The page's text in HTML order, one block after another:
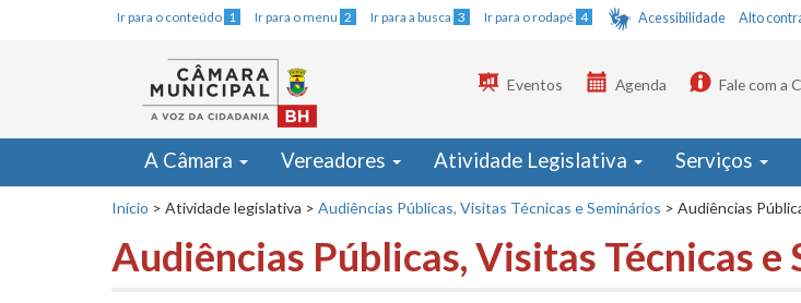
Ir para o conteúdo 1 Ir para o menu 2 Ir para a busca 3 Ir para o rodapé 4 Acessibilidade Alto
Eventos Agenda Fale com a
A Câmara Vereadores Atividade Legislativa Serviços
Início > Atividade legislativa > Audiências Públicas, Visitas Técnicas e Seminários > Audiências
Audiências Públicas, Visitas Técnicas e